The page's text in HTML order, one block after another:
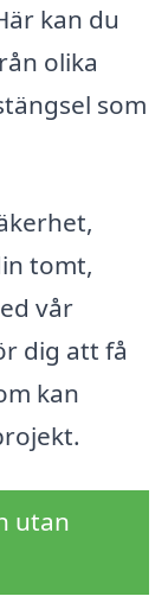
kan du
olika
som
tomt,
vår
dig att få
kan
utan